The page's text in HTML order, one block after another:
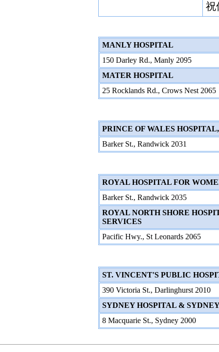
祝
MANLY HOSPITAL
150 Darley Rd., Manly 2095
MATER HOSPITAL
25 Rocklands Rd., Crows Nest 2065
PRINCE OF WALES
Barker St., Randwick 2031
ROYAL HOSPITAL FOR
Barker St., Randwick 2035
ROYAL NORTH SHORE
SERVICES
Pacific Hwy., St Leonards 2065
ST. VINCENT'S PUBLIC
390 Victoria St., Darlinghurst 2010
SYDNEY HOSPITAL &
8 Macquarie St., Sydney 2000